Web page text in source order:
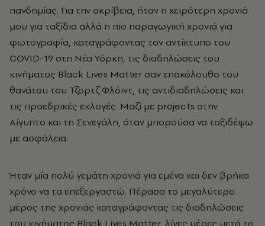
πανδημίας. Για την ακρίβεια, ήταν η χειρότερη χρονιά
μου για ταξίδια αλλά η πιο παραγωγική χρονιά για
φωτογραφία, καταγράφοντας τον αντίκτυπο του
COVID-19 στη Νέα Υόρκη, τις διαδηλώσεις του
κινήματος Black Lives Matter σαν επακόλουθο του
θανάτου του Τζορτζ Φλόιντ, τις αντιδιαδηλώσεις και
τις προεδρικές εκλογές. Μαζί με projects στην
Αίγυπτο και τη Σενεγάλη, όταν μπορούσα να ταξιδέψω
με ασφάλεια.
Ήταν μία πολύ γεμάτη χρονιά για εμένα και δεν βρήκα
χρόνο να τα επεξεργαστώ. Πέρασα το μεγαλύτερο
μέρος της χρονιάς καταγράφοντας τις διαδηλώσεις
του κινήματος Black Lives Matter, λίγες μέρες μετά το